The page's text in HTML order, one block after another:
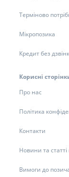
Терміново
Мікропозика
Кредит без
Корисні
Про нас
Політика
Контакти
Новини та
Вимоги до